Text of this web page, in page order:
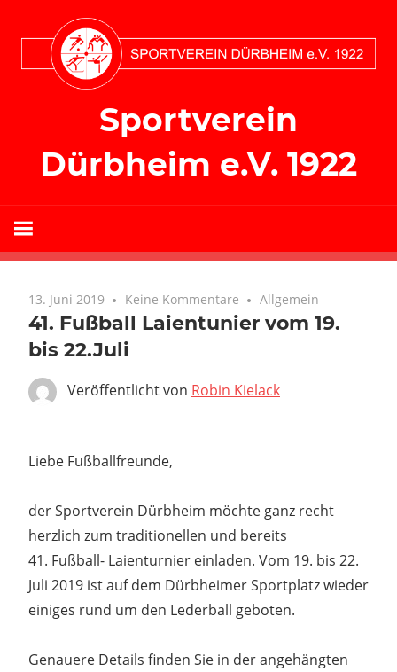
Inhalt
springen
Sportverein
Dürbheim e.V. 1922
13. Juni 2019 Keine Kommentare Allgemein
41. Fußball Laientunier vom 19.
bis 22.Juli
Veröffentlicht von Robin Kielack
Liebe Fußballfreunde,
der Sportverein Dürbheim möchte ganz recht
herzlich zum traditionellen und bereits
41. Fußball- Laienturnier einladen. Vom 19. bis 22.
Juli 2019 ist auf dem Dürbheimer Sportplatz wieder
einiges rund um den Lederball geboten.
Genauere Details finden Sie in der angehängten